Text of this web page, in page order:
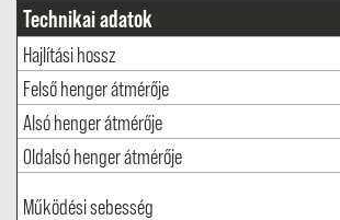
Technikai adatok
Hajlítási hossz
Felső henger átmérője
Alsó henger átmérője
Oldalsó henger átmérője
Működési sebesség